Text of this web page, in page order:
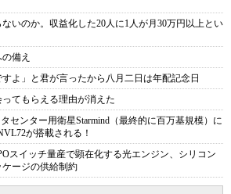
いのか。収益化した20人に1人が月30万円以上とい
備え
すよ」と君が言ったから八月二日は年配記念日
てもらえる理由が消えた
センター用衛星Starmind（最終的に百万基規模）に
が搭載される！
スイッチ量産で顕在化する光エンジン、シリコン
ージの供給制約